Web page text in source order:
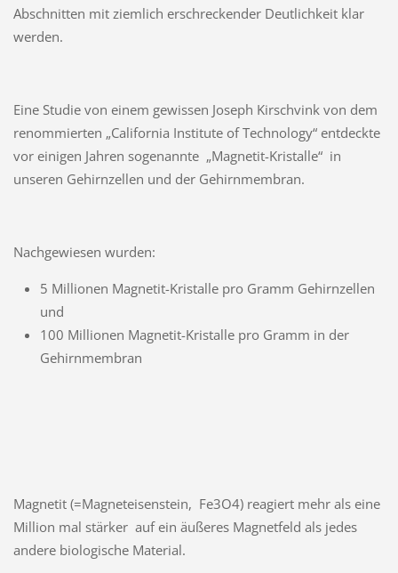
Abschnitten mit ziemlich erschreckender Deutlichkeit klar
werden.
Eine Studie von einem gewissen Joseph Kirschvink von dem
renommierten „California Institute of Technology“ entdeckte
vor einigen Jahren sogenannte „Magnetit-Kristalle“ in
unseren Gehirnzellen und der Gehirnmembran.
Nachgewiesen wurden:
5 Millionen Magnetit-Kristalle pro Gramm Gehirnzellen
und
100 Millionen Magnetit-Kristalle pro Gramm in der
Gehirnmembran
Magnetit (=Magneteisenstein, Fe3O4) reagiert mehr als eine
Million mal stärker auf ein äußeres Magnetfeld als jedes
andere biologische Material.